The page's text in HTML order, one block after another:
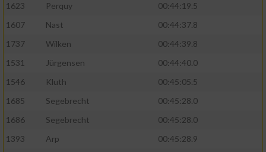
1623
Perquy
00:44:19.5
1607
Nast
00:44:37.8
1737
Wilken
00:44:39.8
1531
Jürgensen
00:44:40.0
1546
Kluth
00:45:05.5
1685
Segebrecht
00:45:28.0
1686
Segebrecht
00:45:28.0
1393
Arp
00:45:28.9